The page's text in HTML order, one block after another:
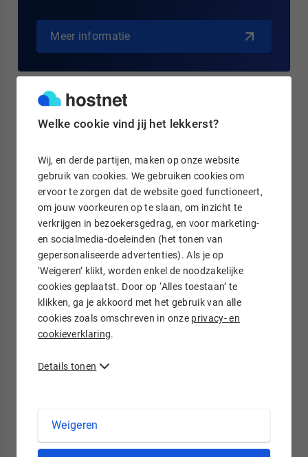
Welke cookie vind jij het lekkerst?
Wij, en derde partijen, maken op onze website
gebruik van cookies. We gebruiken cookies om
ervoor te zorgen dat de website goed functioneert,
om jouw voorkeuren op te slaan, om inzicht te
verkrijgen in bezoekersgedrag, en voor marketing-
en socialmedia-doeleinden (het tonen van
gepersonaliseerde advertenties). Als je op
‘Weigeren’ klikt, worden enkel de noodzakelijke
cookies geplaatst. Door op ‘Alles toestaan’ te
klikken, ga je akkoord met het gebruik van alle
cookies zoals omschreven in onze privacy- en
cookieverklaring.
Details tonen
Weigeren
Meer informatie
n
e
d
n
c
b
o
k
Linda Bakker
Linda werkt als Customer
Communications Manager bij
Hostnet. Ze is dagelijks bezig met het
verbeteren van onze klantenservice-
communicatie: van helpdeskartikelen
tot e-mails en van webpagina’s tot
veelgestelde vragen.
Reacties
Reageer
Laat hier je reactie achter.